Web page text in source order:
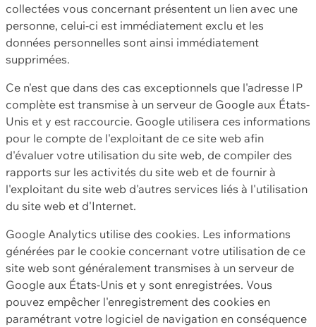
collectées vous concernant présentent un lien avec une
personne, celui-ci est immédiatement exclu et les
données personnelles sont ainsi immédiatement
supprimées.
Ce n'est que dans des cas exceptionnels que l'adresse IP
complète est transmise à un serveur de Google aux États-
Unis et y est raccourcie. Google utilisera ces informations
pour le compte de l'exploitant de ce site web afin
d'évaluer votre utilisation du site web, de compiler des
rapports sur les activités du site web et de fournir à
l'exploitant du site web d'autres services liés à l'utilisation
du site web et d'Internet.
Google Analytics utilise des cookies. Les informations
générées par le cookie concernant votre utilisation de ce
site web sont généralement transmises à un serveur de
Google aux États-Unis et y sont enregistrées. Vous
pouvez empêcher l'enregistrement des cookies en
paramétrant votre logiciel de navigation en conséquence